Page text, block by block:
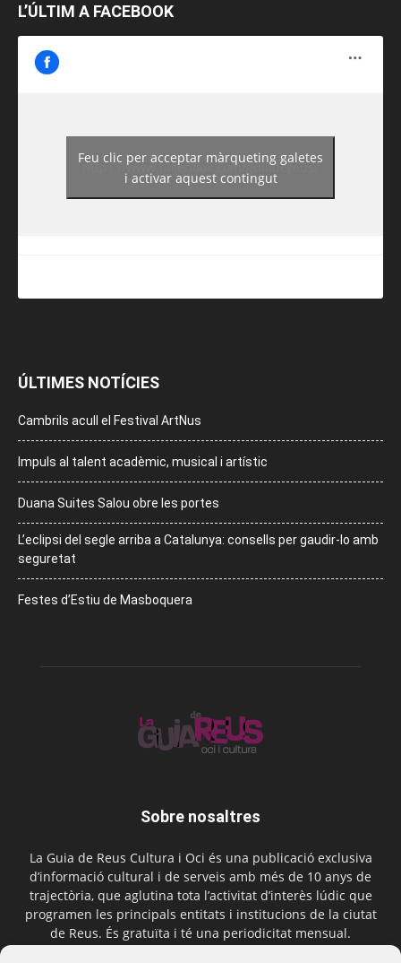
L’ÚLTIM A FACEBOOK
https://www.facebook.com/guiadereus/
Feu clic per acceptar màrqueting galetes
i activar aquest contingut
ÚLTIMES NOTÍCIES
Cambrils acull el Festival ArtNus
Impuls al talent acadèmic, musical i artístic
Duana Suites Salou obre les portes
L’eclipsi del segle arriba a Catalunya: consells per gaudir-lo amb
seguretat
Festes d’Estiu de Masboquera
Sobre nosaltres
La Guia de Reus Cultura i Oci és una publicació exclusiva
d’informació cultural i de serveis amb més de 10 anys de
trajectòria, que aglutina tota l’activitat d’interès lúdic que
programen les principals entitats i institucions de la ciutat
de Reus. És gratuïta i té una periodicitat mensual.